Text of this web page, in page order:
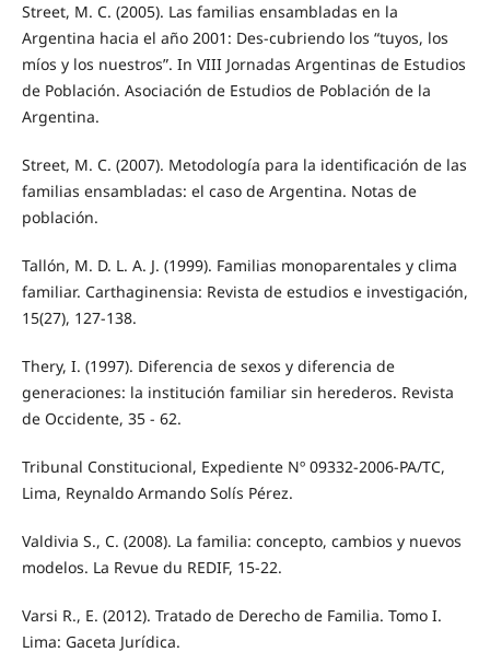
Street, M. C. (2005). Las familias ensambladas en la
Argentina hacia el año 2001: Des-cubriendo los “tuyos, los
míos y los nuestros”. In VIII Jornadas Argentinas de Estudios
de Población. Asociación de Estudios de Población de la
Argentina.
Street, M. C. (2007). Metodología para la identificación de las
familias ensambladas: el caso de Argentina. Notas de
población.
Tallón, M. D. L. A. J. (1999). Familias monoparentales y clima
familiar. Carthaginensia: Revista de estudios e investigación,
15(27), 127-138.
Thery, I. (1997). Diferencia de sexos y diferencia de
generaciones: la institución familiar sin herederos. Revista
de Occidente, 35 - 62.
Tribunal Constitucional, Expediente Nº 09332-2006-PA/TC,
Lima, Reynaldo Armando Solís Pérez.
Valdivia S., C. (2008). La familia: concepto, cambios y nuevos
modelos. La Revue du REDIF, 15-22.
Varsi R., E. (2012). Tratado de Derecho de Familia. Tomo I.
Lima: Gaceta Jurídica.